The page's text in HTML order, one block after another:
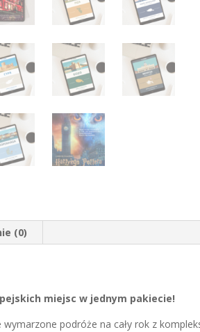
(0)
miejsc w jednym pakiecie!
wymarzone podróże na cały rok z